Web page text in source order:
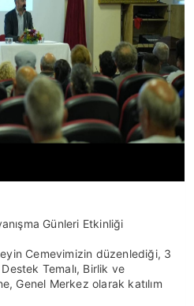
Günleri Etkinliği
Cemevimizin düzenlediği, 3
Temalı, Birlik ve
Genel Merkez olarak katılım